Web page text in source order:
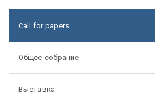
Call for papers
Общее собрание
Выставка